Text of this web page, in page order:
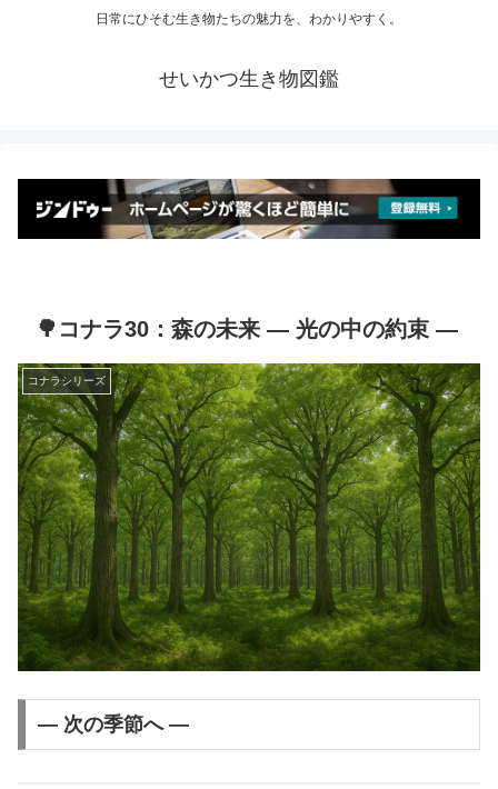
日常にひそむ生き物たちの魅力を、わかりやすく。
せいかつ生き物図鑑
🌳コナラ30：森の未来 ― 光の中の約束 ―
コナラシリーズ
― 次の季節へ ―